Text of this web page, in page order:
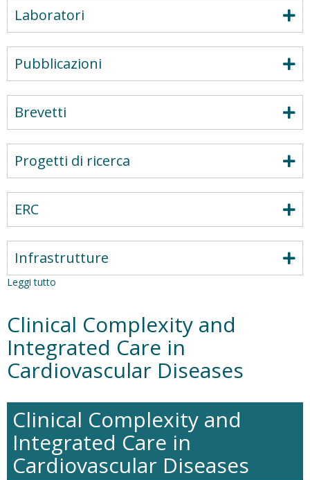
Laboratori
Pubblicazioni
Brevetti
Progetti di ricerca
ERC
Infrastrutture
Leggi tutto
Clinical Complexity and
Integrated Care in
Cardiovascular Diseases
Clinical Complexity and
Integrated Care in
Cardiovascular Diseases